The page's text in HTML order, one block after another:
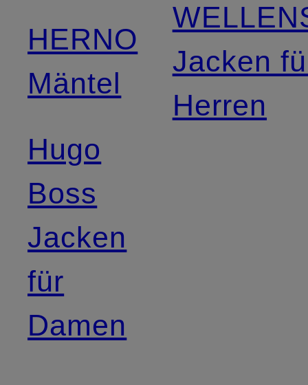
HERNO
Mäntel
Hugo
Boss
Jacken
für
Damen
Jacken
Herren